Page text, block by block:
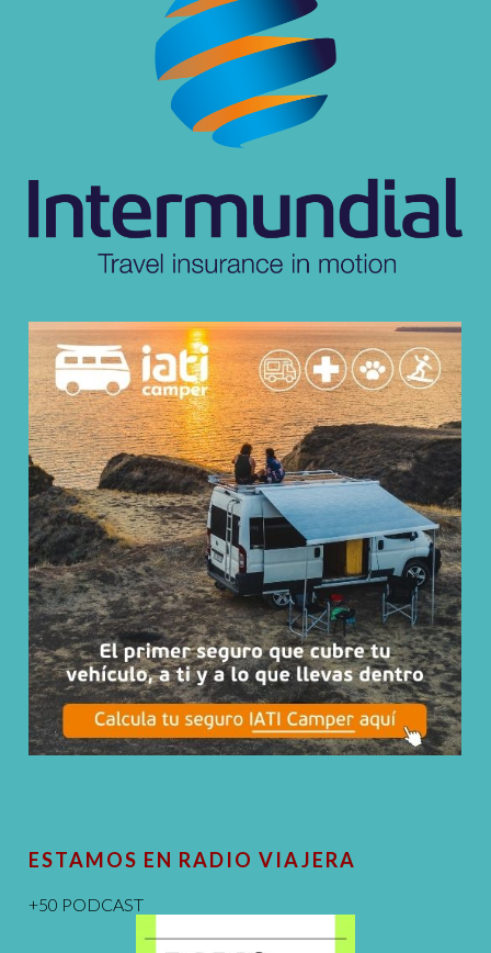
ESTAMOS EN RADIO VIAJERA
+50 PODCAST